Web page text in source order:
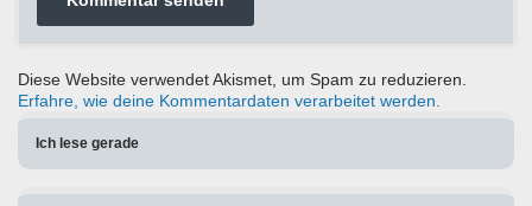
Diese Website verwendet Akismet, um Spam zu reduzieren.
Erfahre, wie deine Kommentardaten verarbeitet werden.
Ich lese gerade